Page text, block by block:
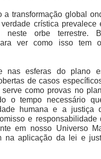
a transformação global
crística prevalece
neste orbe terrestre.
ver como isso tem
nas esferas do plano
de casos
serve como provas no
o tempo necessário
humana e a justiça
e responsabilidade
em nosso Universo
na aplicação da lei e